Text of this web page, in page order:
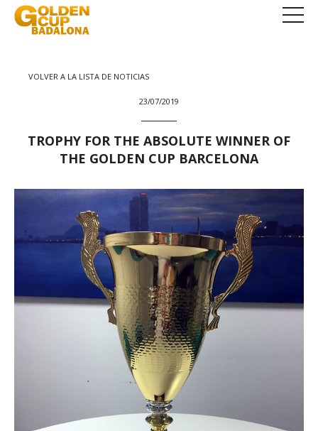
VOLVER A LA LISTA DE NOTICIAS
23/07/2019
TROPHY FOR THE ABSOLUTE WINNER OF
THE GOLDEN CUP BARCELONA